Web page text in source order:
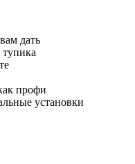
дать
профи
установки